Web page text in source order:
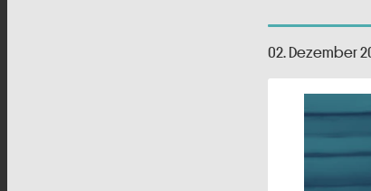
02. Dezember